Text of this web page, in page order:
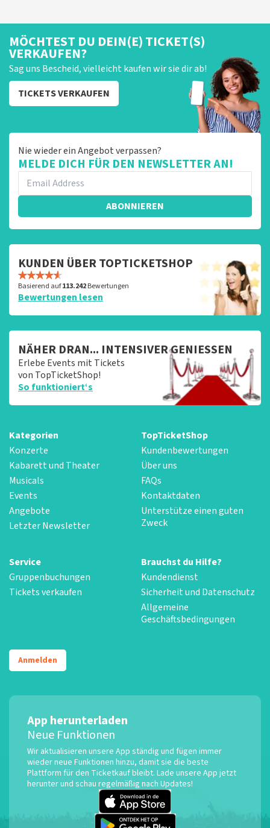
MÖCHTEST DU DEIN(E) TICKET(S)
VERKAUFEN?
Sag uns Bescheid, vielleicht kaufen wir sie dir ab!
TICKETS VERKAUFEN
Nie wieder ein Angebot verpassen?
MELDE DICH FÜR DEN NEWSLETTER AN!
ABONNIEREN
KUNDEN ÜBER TOPTICKETSHOP
Basierend auf113.242Bewertungen
Bewertungen lesen
NÄHER DRAN... INTENSIVER GENIESSEN
Erlebe Events mit Tickets
von TopTicketShop!
So funktioniert‘s
Kategorien
Konzerte
Kabarett und Theater
Musicals
Events
Angebote
Letzter Newsletter
TopTicketShop
Kundenbewertungen
Über uns
FAQs
Kontaktdaten
Unterstütze einen guten
Zweck
Service
Gruppenbuchungen
Tickets verkaufen
Brauchst du Hilfe?
Kundendienst
Sicherheit und Datenschutz
Allgemeine
Geschäftsbedingungen
Anmelden
App herunterladen
Neue Funktionen
Wir aktualisieren unsere App ständig und fügen immer
wieder neue Funktionen hinzu, damit sie die beste
Plattform für den Ticketkauf bleibt. Lade unsere App jetzt
herunter und schau regelmäßig nach Updates!